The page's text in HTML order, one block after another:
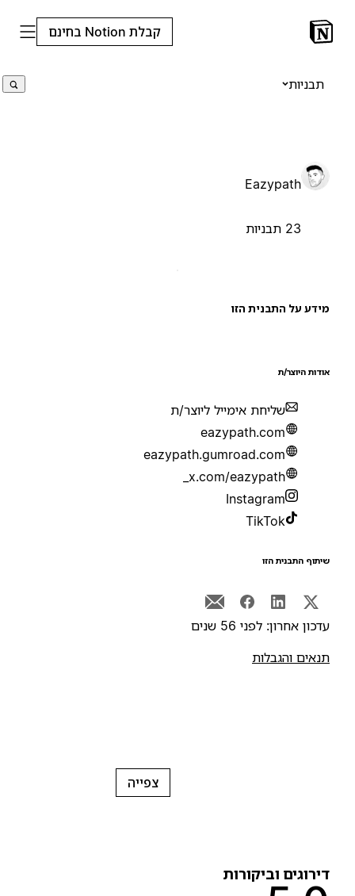
קבלת Notion בחינם
תבניות
Eazypath
על התבנית הזו
היוצר/ת
שליחת אימייל ליוצר/ת
eazypath.com
eazypath.gumroad.com
x.com/eazypath_
Instagram
TikTok
התבנית הזו
אחרון: לפני 56 שנים
והגבלות
צפייה
וביקורות